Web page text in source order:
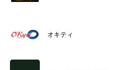
オキティ